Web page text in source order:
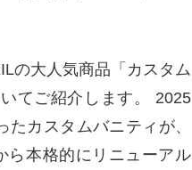
の大人気商品「カスタム
てご紹介します。 2025
カスタムバニティが、
ら本格的にリニューアル